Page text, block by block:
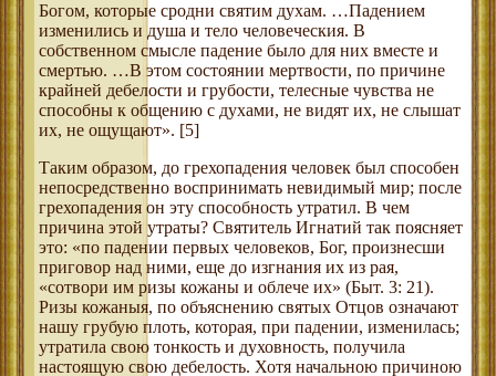
Богом, которые сродни святим духам. …Падением
изменились и душа и тело человеческия. В
собственном смысле падение было для них вместе и
смертью. …В этом состоянии мертвости, по причине
крайней дебелости и грубости, телесные чувства не
способны к общению с духами, не видят их, не слышат
их, не ощущают». [5]
Таким образом, до грехопадения человек был способен
непосредственно воспринимать невидимый мир; после
грехопадения он эту способность утратил. В чем
причина этой утраты? Святитель Игнатий так поясняет
это: «по падении первых человеков, Бог, произнесши
приговор над ними, еще до изгнания их из рая,
«сотвори им ризы кожаны и облече их» (Быт. 3: 21).
Ризы кожаныя, по объяснению святых Отцов означают
нашу грубую плоть, которая, при падении, изменилась;
утратила свою тонкость и духовность, получила
настоящую свою дебелость. Хотя начальною причиною